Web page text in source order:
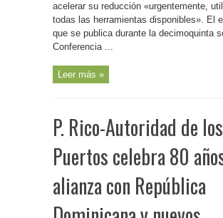
acelerar su reducción «urgentemente,
todas las herramientas disponibles». El
que se publica durante la decimoquinta
Conferencia ...
Leer más »
P. Rico-Autoridad de los
Puertos celebra 80
alianza con República